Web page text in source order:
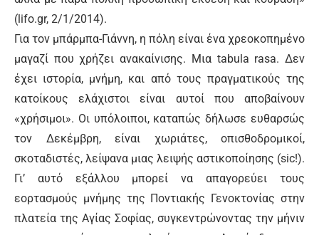
(lifo.gr, 2/1/2014).
Για τον μπάρμπα-Γιάννη, η πόλη είναι ένα χρεοκοπημένο
μαγαζί που χρήζει ανακαίνισης. Μια tabula rasa. Δεν
έχει ιστορία, μνήμη, και από τους πραγματικούς της
κατοίκους ελάχιστοι είναι αυτοί που αποβαίνουν
«χρήσιμοι». Οι υπόλοιποι, καταπώς δήλωσε ευθαρσώς
τον Δεκέμβρη, είναι χωριάτες, οπισθοδρομικοί,
σκοταδιστές, λείψανα μιας λειψής αστικοποίησης (sic!).
Γι’ αυτό εξάλλου μπορεί να απαγορεύει τους
εορτασμούς μνήμης της Ποντιακής Γενοκτονίας στην
πλατεία της Αγίας Σοφίας, συγκεντρώνοντας την μήνιν